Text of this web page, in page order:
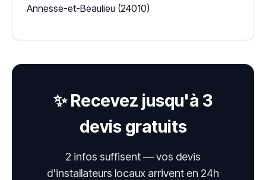
Annesse-et-Beaulieu (24010)
✨ Recevez jusqu'à 3
devis gratuits
2 infos suffisent — vos devis
d'installateurs locaux arrivent en 24h